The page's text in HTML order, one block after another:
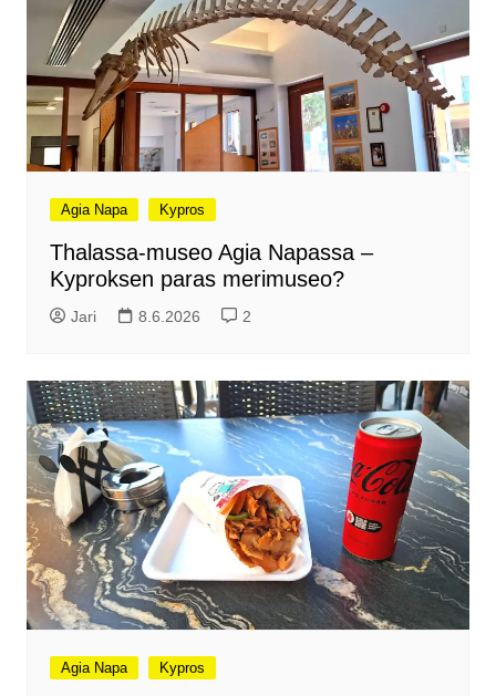
Agia Napa Kypros
Thalassa-museo Agia Napassa –
Kyproksen paras merimuseo?
Jari 8.6.2026 2
Agia Napa Kypros